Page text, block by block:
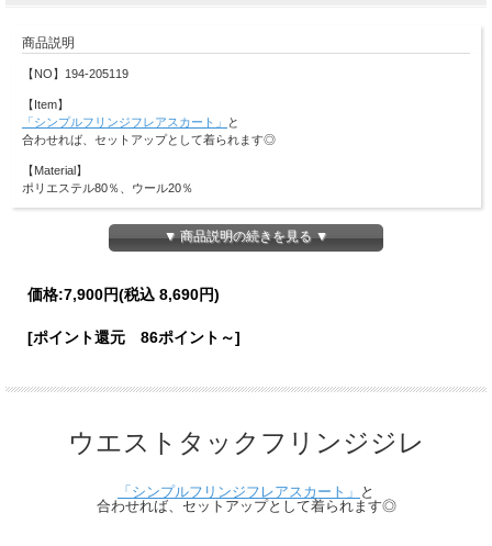
商品説明
【NO】194-205119
【Item】
「シンプルフリンジフレアスカート」
と
合わせれば、セットアップとして着られます◎
【Material】
ポリエステル80％、ウール20％
ウエスト周囲：64cm
#28 アイボリー
サイズは平置きサイズとなりますので測り方により誤差が出る場合がございます。
実際のカラーに近い状態で撮影されておりますので、そちらを参考にしてください
▼ 商品説明の続きを見る ▼
価格:7,900円(税込 8,690円)
[ポイント還元 86ポイント～]
ウエストタックフリンジジレ
「シンプルフリンジフレアスカート」 と
合わせれば、セットアップとして着られます◎